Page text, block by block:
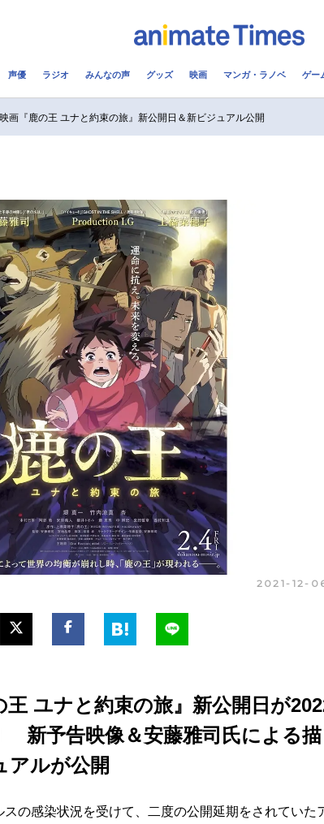
覧
アニメ映画一覧
実写化映画一覧
男性声優/女性声優一覧
今
FOLLOW US
声優 ラジオ みんなの声 グッズ 映画 マンガ・ラノベ ゲー
画『鹿の王 ユナと約束の旅』新公開日＆新ビジュアル公開
2021-12-
王 ユナと約束の旅』新公開日が
新予告映像＆安藤雅司氏による描
アルが公開
の感染状況を受けて、二度の公開延期をされていた